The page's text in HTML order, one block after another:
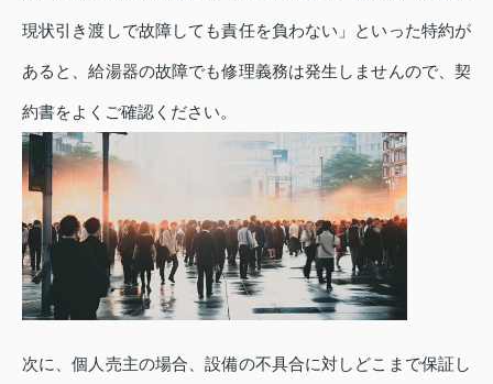
現状引き渡しで故障しても責任を負わない」といった特約が
あると、給湯器の故障でも修理義務は発生しませんので、契
約書をよくご確認ください。
次に、個人売主の場合、設備の不具合に対しどこまで保証し